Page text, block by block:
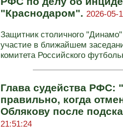
"Краснодаром". 2026-05-
Защитник столичного
участие в ближайшем
комитета Российского
Глава судейства РФС:
правильно, когда
Облякову после
21:51:24